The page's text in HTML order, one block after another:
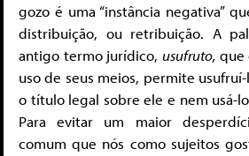
gozo é uma “instância negativa”
distribuição, ou retribuição. A
antigo termo jurídico, usufruto, que
uso de seus meios, permite
o título legal sobre ele e nem usá-
Para evitar um maior
comum que nós como sujeitos